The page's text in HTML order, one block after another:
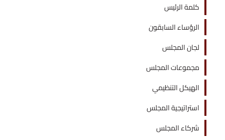
كلمة الرئيس
الرؤساء السابقون
لجان المجلس
مجموعات المجلس
الهيكل التنظيمي
استراتيجية المجلس
شركاء المجلس